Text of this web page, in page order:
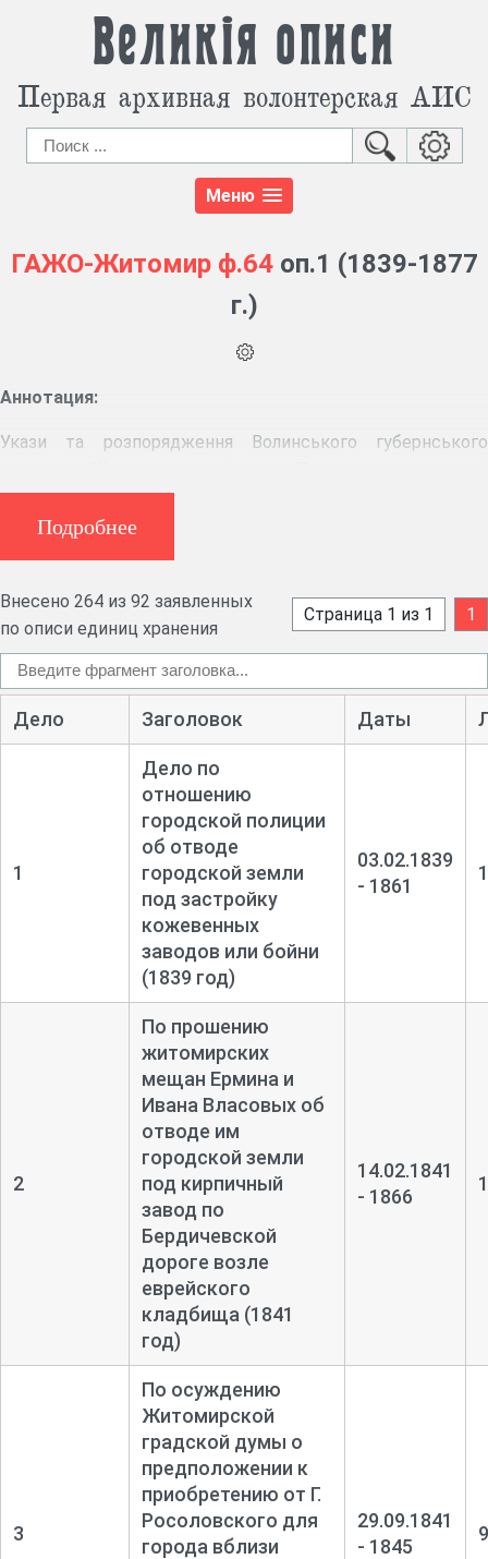
Великія описи
Первая архивная волонтерская АИС
Меню
ГАЖО-Житомир ф.64оп.1 (1839-1877
г.)
Аннотация:
Укази та розпорядження Волинського губернського
землі під будівництво підприємств, учбових закладів,
розширення кладовищ. Справи про прокладення та
Вільської вулиць (спр. 26), Хлібної площі (спр. 44),
Дубенської вулиці (спр. 60), міських бульварів (спр. 67),
Старокостянтинівської вулиці (спр. 71). Про переведення
нижніх військових чинів у стан міщан.
Подробнее
Внесено 264 из 92 заявленных
по описи единиц хранения
Страница 1 из 1 1
Дело Заголовок Даты
1
Дело по
отношению
городской полиции
об отводе
городской земли
под застройку
кожевенных
заводов или бойни
(1839 год)
03.02.1839
- 1861
2
По прошению
житомирских
мещан Ермина и
Ивана Власовых об
отводе им
городской земли
под кирпичный
завод по
Бердичевской
дороге возле
еврейского
кладбища (1841
год)
14.02.1841
- 1866
3
По осуждению
Житомирской
градской думы о
предположении к
приобретению от Г.
Росоловского для
города вблизи
29.09.1841
- 1845